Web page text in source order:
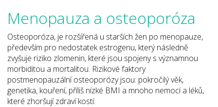
Menopauza a osteoporóza
Osteoporóza, je rozšířená u starších žen po menopauze,
především pro nedostatek estrogenu, který následně
zvyšuje riziko zlomenin, které jsou spojeny s významnou
morbiditou a mortalitou. Rizikové faktory
postmenopauzální osteoporózy jsou: pokročilý věk,
genetika, kouření, příliš nízké BMI a mnoho nemocí a léků,
které zhoršují zdraví kostí.